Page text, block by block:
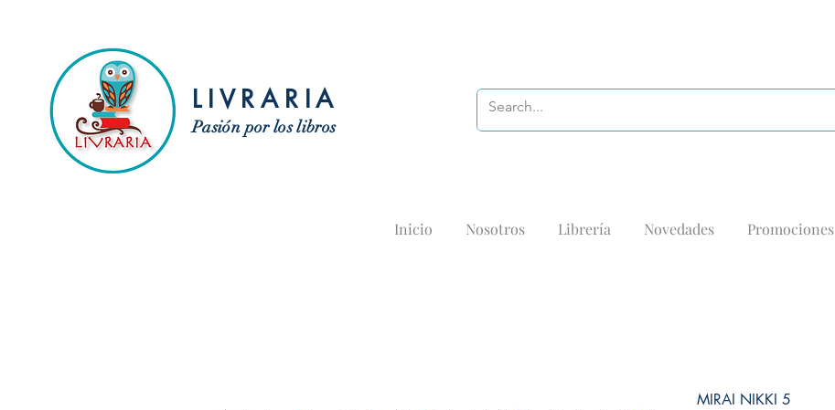
LIVRARIA
Pasión por los libros
Inicio Nosotros Librería Novedades Promociones
MIRAI NIKKI 5